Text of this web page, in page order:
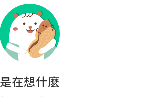
是在想什麽